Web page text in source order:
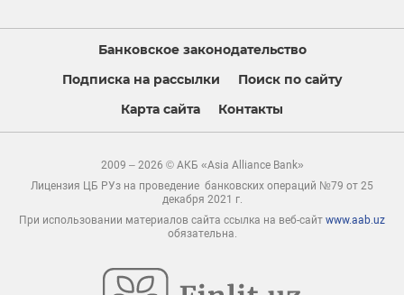
Банковское законодательство
Подписка на рассылки
Поиск по сайту
Карта сайта
Контакты
2009 – 2026 © АКБ «Asia Alliance Bank»
Лицензия ЦБ РУз на проведение банковских операций №79 от 25
декабря 2021 г.
При использовании материалов сайта ссылка на веб-сайт www.aab.uz
обязательна.